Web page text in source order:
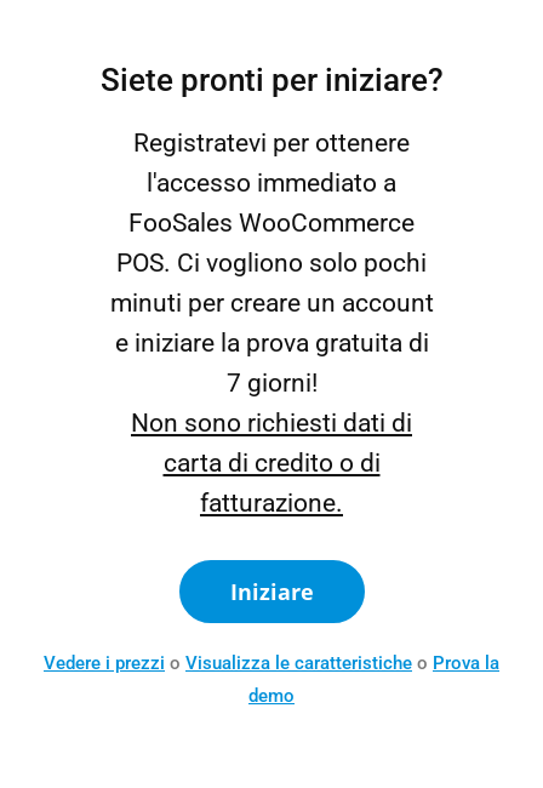
Siete pronti per iniziare?
Registratevi per ottenere
l'accesso immediato a
FooSales WooCommerce
POS. Ci vogliono solo pochi
minuti per creare un account
e iniziare la prova gratuita di
7 giorni!
Non sono richiesti dati di
carta di credito o di
fatturazione.
Iniziare
Vedere i prezzi o Visualizza le caratteristiche o Prova la
demo